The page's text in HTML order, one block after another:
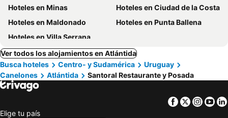
Hoteles en Minas
Hoteles en Ciudad de la Costa
Hoteles en Maldonado
Hoteles en Punta Ballena
Hoteles en Villa Serrana
Ver todos los alojamientos en Atlántida
Busca hoteles
Centro- y Sudamérica
Uruguay
Canelones
Atlántida Santoral Restaurante y Posada
Facebook
Twitter
Elige tu país